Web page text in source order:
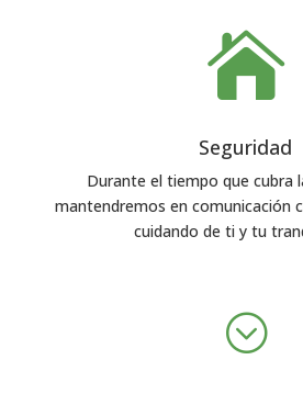

Seguridad
Durante el tiempo que cubra
mantendremos en comunicación
cuidando de ti y tu
;